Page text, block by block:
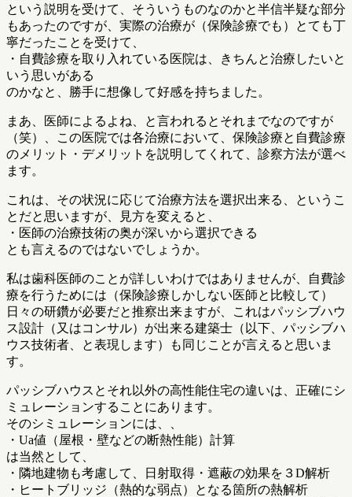
という説明を受けて、そういうものなのかと半信半疑な部分
もあったのですが、実際の治療が（保険診療でも）とても丁
寧だったことを受けて、
・自費診療を取り入れている医院は、きちんと治療したいと
いう思いがある
のかなと、勝手に想像して好感を持ちました。
まあ、医師によるよね、と言われるとそれまでなのですが
（笑）、この医院では各治療において、保険診療と自費診療
のメリット・デメリットを説明してくれて、診察方法が選べ
ます。
これは、その状況に応じて治療方法を選択出来る、というこ
とだと思いますが、見方を変えると、
・医師の治療技術の奥が深いから選択できる
とも言えるのではないでしょうか。
私は歯科医師のことが詳しいわけではありませんが、自費診
療を行うためには（保険診療しかしない医師と比較して）
日々の研鑽が必要だと推察出来ますが、これはパッシブハウ
ス設計（又はコンサル）が出来る建築士（以下、パッシブハ
ウス技術者、と表現します）も同じことが言えると思いま
す。
パッシブハウスとそれ以外の高性能住宅の違いは、正確にシ
ミュレーションすることにあります。
そのシミュレーションには、、
・Ua値（屋根・壁などの断熱性能）計算
は当然として、
・隣地建物も考慮して、日射取得・遮蔽の効果を３D解析
・ヒートブリッジ（熱的な弱点）となる箇所の熱解析